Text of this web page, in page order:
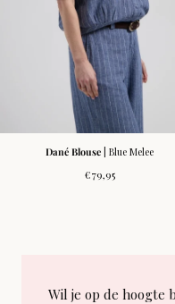
Dané Blouse | Blue Melee
Normale
€79,95
Wil je op de hoogte